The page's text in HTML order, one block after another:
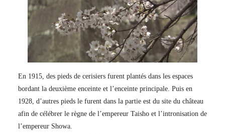
En 1915, des pieds de cerisiers furent plantés dans les espaces
bordant la deuxième enceinte et l’enceinte principale. Puis en
1928, d’autres pieds le furent dans la partie est du site du château
afin de célébrer le règne de l’empereur Taisho et l’intronisation de
l’empereur Showa.